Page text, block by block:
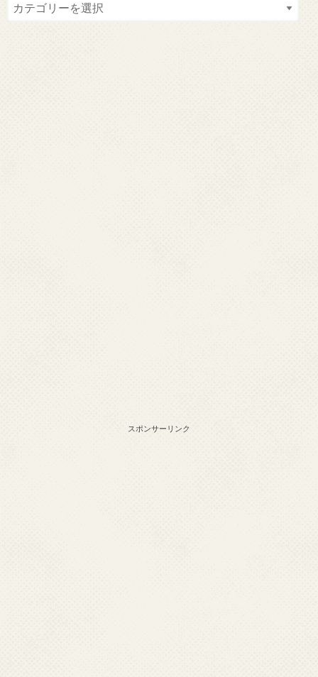
スポンサーリンク